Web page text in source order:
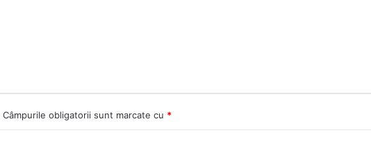
Câmpurile obligatorii sunt marcate cu *